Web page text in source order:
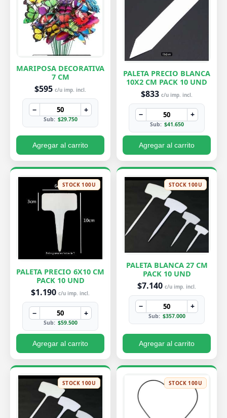
MARIPOSA DECORATIVA
7 CM
$595 c/u imp. incl.
− +
Sub: $29.750
Agregar al carrito
PALETA PRECIO BLANCA
10X2 CM PACK 10 UND
$833 c/u imp. incl.
− +
Sub: $41.650
Agregar al carrito
STOCK 100U
PALETA PRECIO 6X10 CM
PACK 10 UND
$1.190 c/u imp. incl.
− +
Sub: $59.500
Agregar al carrito
STOCK 100U
PALETA BLANCA 27 CM
PACK 10 UND
$7.140 c/u imp. incl.
− +
Sub: $357.000
Agregar al carrito
STOCK 100U STOCK 100U